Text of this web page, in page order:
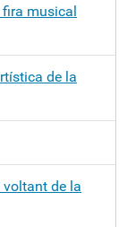
fira musical
de la
de la